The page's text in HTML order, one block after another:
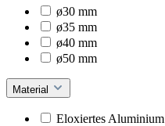
ø30 mm
ø35 mm
ø40 mm
ø50 mm
Material
Eloxiertes Aluminium